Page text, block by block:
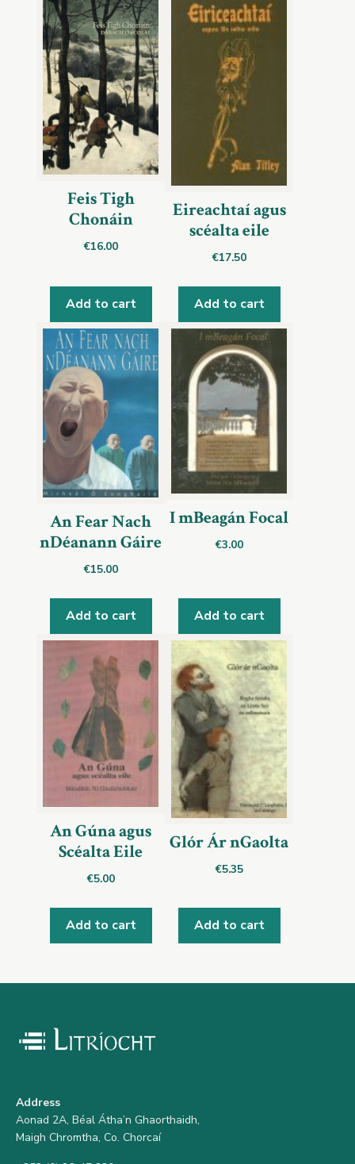
Feis Tigh
Chonáin
€16.00
Add to cart
Eireachtaí agus
scéalta eile
€17.50
Add to cart
An Fear Nach
nDéanann Gáire
€15.00
Add to cart
I mBeagán Focal
€3.00
Add to cart
An Gúna agus
Scéalta Eile
€5.00
Add to cart
Glór Ár nGaolta
€5.35
Add to cart
Address
Aonad 2A, Béal Átha’n Ghaorthaidh,
Maigh Chromtha, Co. Chorcaí